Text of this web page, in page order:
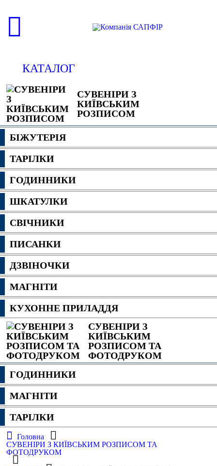
КАТАЛОГ
СУВЕНІРИ З
КИЇВСЬКИМ
РОЗПИСОМ
БІЖУТЕРІЯ
ТАРІЛКИ
ГОДИННИКИ
ШКАТУЛКИ
СВІЧНИКИ
ПИСАНКИ
ДЗВІНОЧКИ
МАГНІТИ
КУХОННЕ ПРИЛАДДЯ
СУВЕНІРИ З
КИЇВСЬКИМ
РОЗПИСОМ ТА
ФОТОДРУКОМ
ГОДИННИКИ
МАГНІТИ
ТАРІЛКИ
Головна
СУВЕНІРИ З КИЇВСЬКИМ РОЗПИСОМ ТА
ФОТОДРУКОМ